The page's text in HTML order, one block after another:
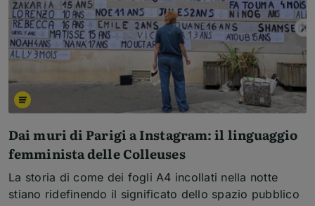
Dai muri di Parigi a Instagram: il linguaggio
femminista delle Colleuses
La storia di come dei fogli A4 incollati nella notte
stiano ridefinendo il significato dello spazio pubblico